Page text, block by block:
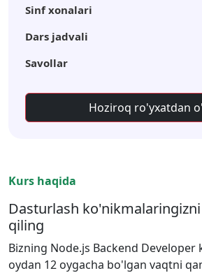
Sinf xonalari
Dars jadvali
Savollar
Hoziroq ro'yxatdan
Kurs haqida
Dasturlash
qiling
Bizning Node.js Backend Developer
oydan 12 oygacha bo'lgan vaqtni